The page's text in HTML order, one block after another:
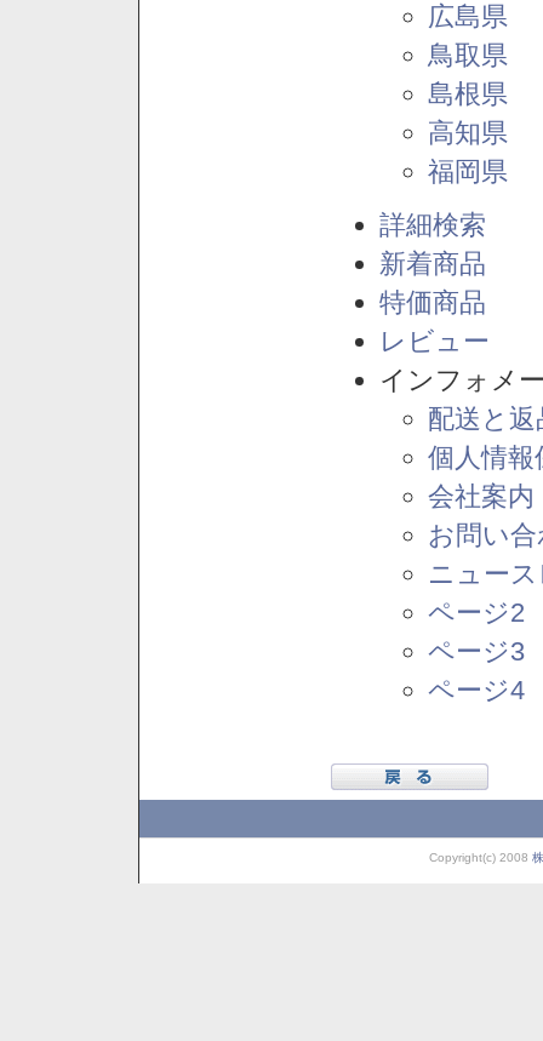
広島県
鳥取県
島根県
高知県
福岡県
詳細検索
新着商品
特価商品
レビュー
インフォメ
配送と
個人情報
会社案内
お問い
ニュー
ページ2
ページ3
ページ4
Copyright(c) 2008